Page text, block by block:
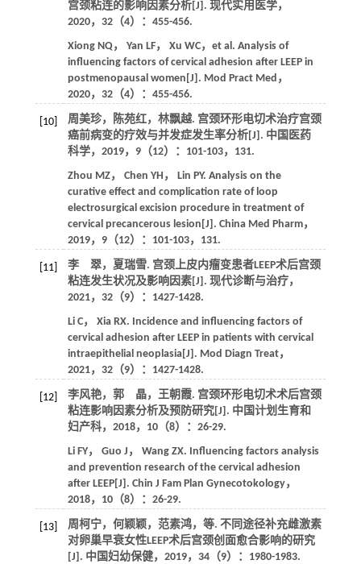
宫颈粘连的影响因素分析[J]. 现代实用医学，
2020， 32（4）：455-456.
Xiong NQ， Yan LF， Xu WC， et al . Analysis of
influencing factors of cervical adhesion after LEEP in
postmenopausal women[J]. Mod Pract Med ，
2020， 32（4）：455-456.
[10]
周美珍，陈苑红，林飘越. 宫颈环形电切术治疗宫颈
癌前病变的疗效与并发症发生率分析[J]. 中国医药
科学， 2019， 9（12）：101-103，131.
Zhou MZ， Chen YH ， Lin PY. Analysis on the
curative effect and complication rate of loop
electrosurgical excision procedure in treatment of
cervical precancerous lesion[J]. China Med Pharm，
2019， 9（12）：101-103，131.
[11]
李 翠，夏瑞雪. 宫颈上皮内瘤变患者LEEP术后宫颈
粘连发生状况及影响因素[J]. 现代诊断与治疗，
2021， 32（9）：1427-1428.
Li C， Xia RX. Incidence and influencing factors of
cervical adhesion after LEEP in patients with cervical
intraepithelial neoplasia[J]. Mod Diagn Treat，
2021， 32（9）：1427-1428.
[12]
李风艳，郭 晶，王朝霞. 宫颈环形电切术术后宫颈
粘连影响因素分析及预防研究[J]. 中国计划生育和
妇产科， 2018， 10（8）：26-29.
Li FY， Guo J ， Wang ZX. Influencing factors analysis
and prevention research of the cervical adhesion
after LEEP[J]. Chin J Fam Plan Gynecotokology，
2018， 10（8）：26-29.
[13] 周柯宁，何颖颖，范素鸿， 等. 不同途径补充雌激素
对卵巢早衰女性LEEP术后宫颈创面愈合影响的研究
[J]. 中国妇幼保健， 2019， 34（9）：1980-1983.